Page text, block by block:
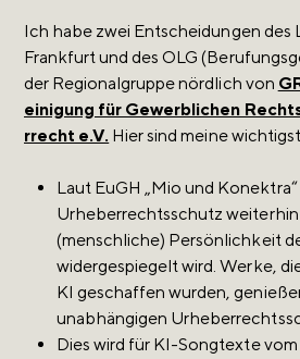
Ich habe zwei Entscheidungen des
Frankfurt und des OLG
der Regionalgruppe nördlich von
einigung für Gewerblichen
rrecht e.V. Hier sind meine
Laut EuGH „Mio und
Urheberrechtsschutz weiterhin
(menschliche) Persönlichkeit
widergespiegelt wird. Werke,
KI geschaffen wurden,
unabhängigen
Dies wird für KI-Songtexte vom